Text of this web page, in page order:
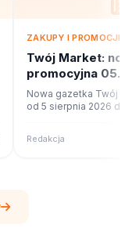
ZAKUPY I PROMOCJE
Twój Market:
promocyjna
Co w ofercie?
Nowa gazetka Twój
od 5 sierpnia 2026 do
Redakcja